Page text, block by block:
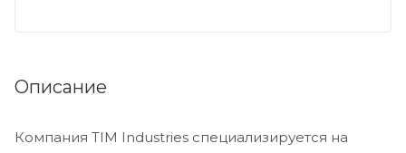
Описание
Компания TIM Industries специализируется на